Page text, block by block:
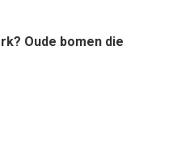
Oude bomen die